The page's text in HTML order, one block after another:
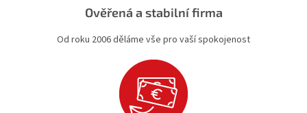
Ověřená a stabilní firma
Od roku 2006 děláme vše pro vaší spokojenost